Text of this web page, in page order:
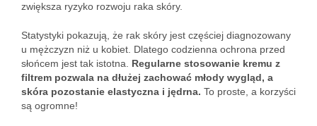
zwiększa ryzyko rozwoju raka skóry.
Statystyki pokazują, że rak skóry jest częściej diagnozowany
u mężczyzn niż u kobiet. Dlatego codzienna ochrona przed
słońcem jest tak istotna. Regularne stosowanie kremu z
filtrem pozwala na dłużej zachować młody wygląd, a
skóra pozostanie elastyczna i jędrna. To proste, a korzyści
są ogromne!